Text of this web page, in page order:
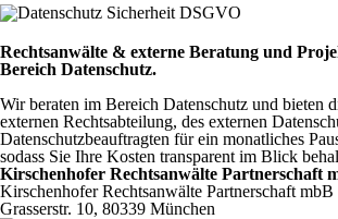
Rechtsanwälte & externe Beratung und
Bereich Datenschutz.
Wir beraten im Bereich Datenschutz und bieten
externen Rechtsabteilung, des externen
Datenschutzbeauftragten für ein monatliches
sodass Sie Ihre Kosten transparent im Blick
Kirschenhofer Rechtsanwälte Partnerschaft
Kirschenhofer Rechtsanwälte Partnerschaft mbB
Grasserstr. 10, 80339 München